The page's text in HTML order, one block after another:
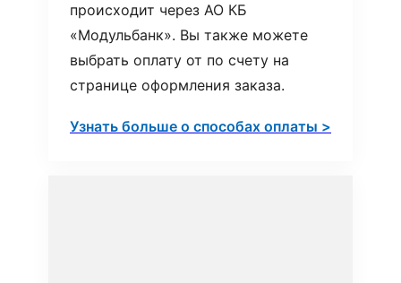
происходит через АО КБ
«Модульбанк». Вы также можете
выбрать оплату от по счету на
странице оформления заказа.
Узнать больше о способах оплаты >